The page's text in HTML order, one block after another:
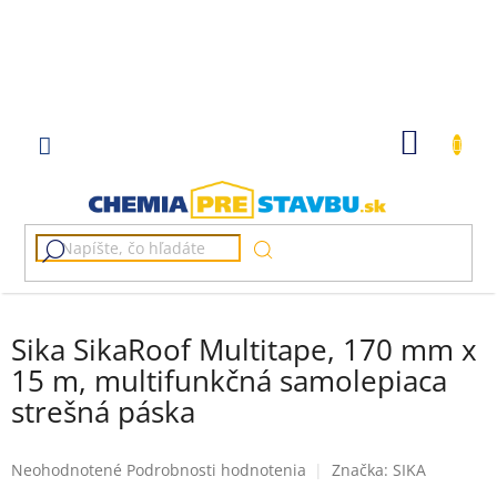
Sika SikaRoof Multitape, 170 mm x
15 m, multifunkčná samolepiaca
strešná páska
Priemerné
Neohodnotené Podrobnosti hodnotenia Značka: SIKA